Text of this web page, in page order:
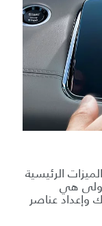
الرئيسية
هي
وإعداد عناصر